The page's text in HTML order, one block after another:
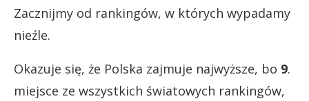
Zacznijmy od rankingów, w których wypadamy
nieźle.
Okazuje się, że Polska zajmuje najwyższe, bo 9.
miejsce ze wszystkich światowych rankingów,